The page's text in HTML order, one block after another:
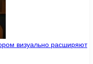
визуально расширяют